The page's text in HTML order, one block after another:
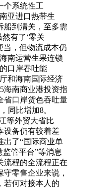
个系统性工
亚进口热带生
船到清关，至多需
有了‘零关
当，但物流成本仍
南运营生果连锁
口岸吞吐能
和海南国际经济
海南商业港投资指
省口岸货色吞吐量
同比增加8。
等外贸大省比
设备仍有较着差
出了“国际商业单
监管平台”等消息
流程的全流程正在
零售企业来说，
若何对接本人的